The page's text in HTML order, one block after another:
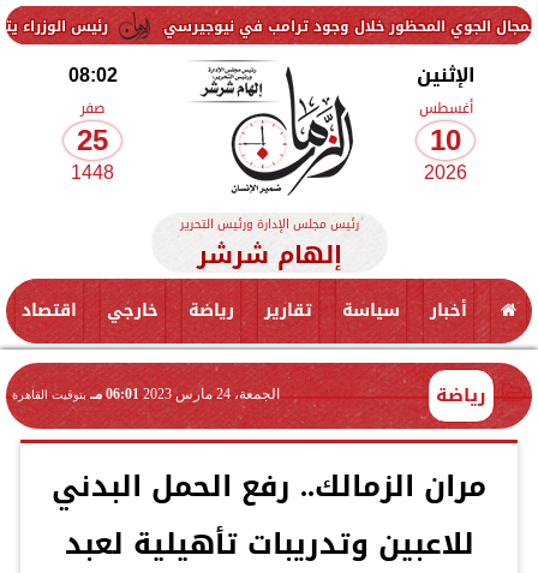
رئيس الوزراء يتفقد معصرة خلال وجود ترامب في نيوجيرسي
الإثنين
أغسطس
10
2026
08:02
صفر
25
1448
رئيس مجلس الإدارة ورئيس التحرير
إلهام شرشر
أخبار سياسة تقارير رياضة خارجي اقتصاد
رياضة الجمعة، 24 مارس 2023 06:01 مـ بتوقيت القاهرة
مران الزمالك.. رفع الحمل البدني
للاعبين وتدريبات تأهيلية لعبد